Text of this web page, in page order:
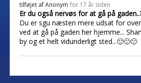
tilføjet afAnonym for 17 år siden
Er du også nervøs for at gå på
Du er sgu næsten mere udsat for
ved at gå på gaden her hjemme...
by og et helt vidunderligt sted...🙂🙂🙂